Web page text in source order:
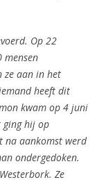
Op 22
ze aan in het
heeft dit
kwam op 4 juni
ging hij op
aankomst werd
ondergedoken.
Ze